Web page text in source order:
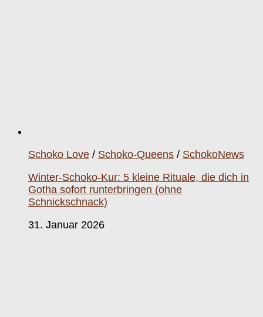
Schoko Love / Schoko-Queens / SchokoNews
Winter-Schoko-Kur: 5 kleine Rituale, die dich in
Gotha sofort runterbringen (ohne
Schnickschnack)
31. Januar 2026